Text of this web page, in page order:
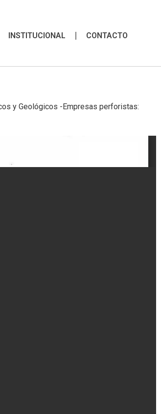
INSTITUCIONAL CONTACTO
y Geológicos -Empresas perforistas: